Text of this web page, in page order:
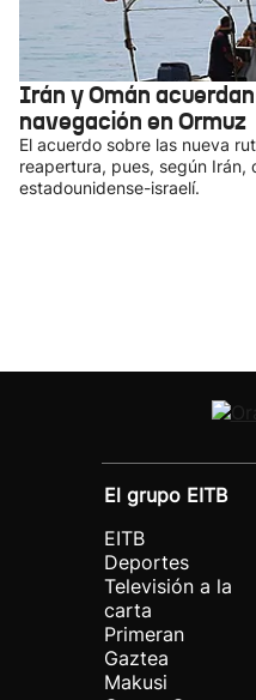
Irán y Omán
navegación en Ormuz
El acuerdo sobre las nueva
reapertura, pues, según
estadounidense-israelí.
El grupo EITB
EITB
Deportes
Televisión a la
carta
Primeran
Gaztea
Makusi